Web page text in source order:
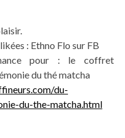
: Ethno Flo sur FB
pour : le coffret
du thé matcha
du-
du-the-matcha.html